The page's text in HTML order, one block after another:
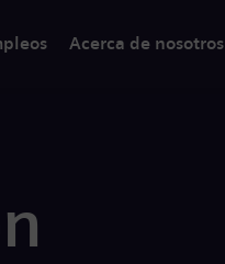
Acerca de nosotros